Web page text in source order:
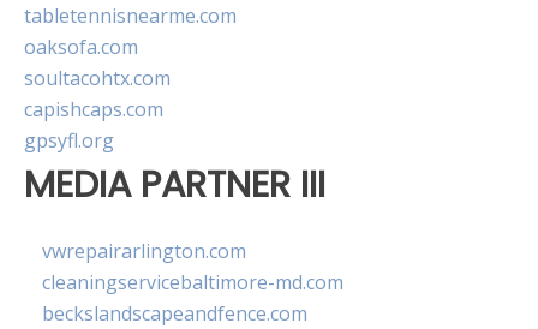
tabletennisnearme.com
oaksofa.com
soultacohtx.com
capishcaps.com
gpsyfl.org
MEDIA PARTNER III
vwrepairarlington.com
cleaningservicebaltimore-md.com
beckslandscapeandfence.com